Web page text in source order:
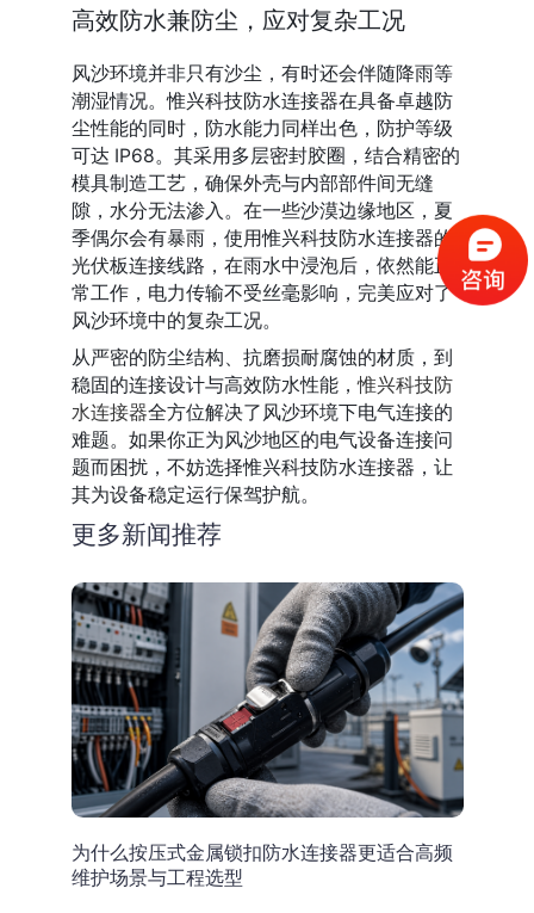
高效防水兼防尘，应对复杂工况
风沙环境并非只有沙尘，有时还会伴随降雨等
潮湿情况。惟兴科技防水连接器在具备卓越防
尘性能的同时，防水能力同样出色，防护等级
可达 IP68。其采用多层密封胶圈，结合精密的
模具制造工艺，确保外壳与内部部件间无缝
隙，水分无法渗入。在一些沙漠边缘地区，夏
季偶尔会有暴雨，使用惟兴科技防水连接器的
光伏板连接线路，在雨水中浸泡后，依然能正
常工作，电力传输不受丝毫影响，完美应对了
风沙环境中的复杂工况。
从严密的防尘结构、抗磨损耐腐蚀的材质，到
稳固的连接设计与高效防水性能，惟兴科技防
水连接器全方位解决了风沙环境下电气连接的
难题。如果你正为风沙地区的电气设备连接问
题而困扰，不妨选择惟兴科技防水连接器，让
其为设备稳定运行保驾护航。
更多新闻推荐
为什么按压式金属锁扣防水连接器更适合高频
维护场景与工程选型